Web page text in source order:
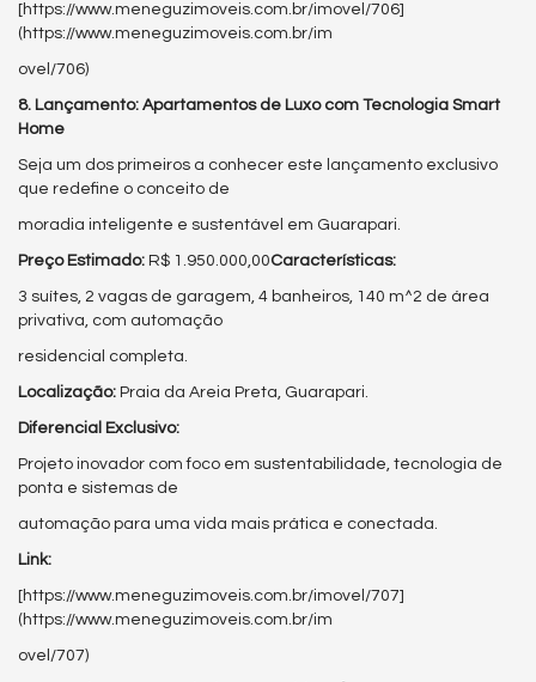
[https://www.meneguzimoveis.com.br/imovel/706]
(https://www.meneguzimoveis.com.br/im
ovel/706)
8. Lançamento: Apartamentos de Luxo com Tecnologia Smart
Home
Seja um dos primeiros a conhecer este lançamento exclusivo
que redefine o conceito de
moradia inteligente e sustentável em Guarapari.
Preço Estimado: R$ 1.950.000,00Características:
3 suítes, 2 vagas de garagem, 4 banheiros, 140 m^2 de área
privativa, com automação
residencial completa.
Localização: Praia da Areia Preta, Guarapari.
Diferencial Exclusivo:
Projeto inovador com foco em sustentabilidade, tecnologia de
ponta e sistemas de
automação para uma vida mais prática e conectada.
Link:
[https://www.meneguzimoveis.com.br/imovel/707]
(https://www.meneguzimoveis.com.br/im
ovel/707)